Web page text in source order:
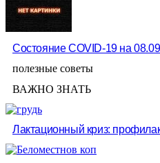
Состояние COVID-19 на
полезные советы
ВАЖНО ЗНАТЬ
Лактационный криз: